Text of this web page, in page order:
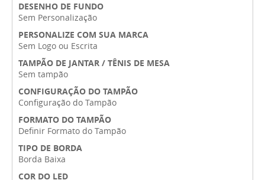
DESENHO DE FUNDO
Sem Personalização
PERSONALIZE COM SUA MARCA
Sem Logo ou Escrita
TAMPÃO DE JANTAR / TÊNIS DE MESA
Sem tampão
CONFIGURAÇÃO DO TAMPÃO
Configuração do Tampão
FORMATO DO TAMPÃO
Definir Formato do Tampão
TIPO DE BORDA
Borda Baixa
COR DO LED